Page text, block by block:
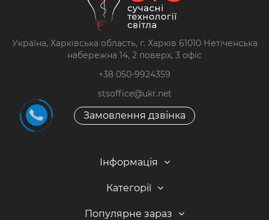
Україна, Харківська область, г. Харків 61010 Нетіченська
набережна 14, 2 поверх, 3 офіс
+38 050-9924359
stsoffice@ukr.net
Замовлення дзвінка
Інформація
Категорії
Популярне зараз